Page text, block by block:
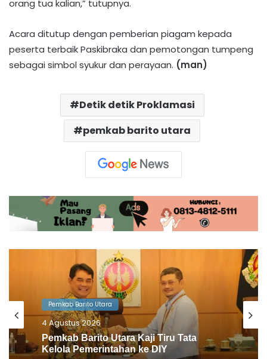
orang tua kalian,” tutupnya.
Acara ditutup dengan pemberian piagam kepada
peserta terbaik Paskibraka dan pemotongan tumpeng
sebagai simbol syukur dan perayaan. (man)
Detik detik Proklamasi
pemkab barito utara
Pemkab Barito Utara
31 Juli 2026
Sekolah di Desa Sikan Terima Buku SIP
Pintar dan Bantuan Rp2,6 Miliar